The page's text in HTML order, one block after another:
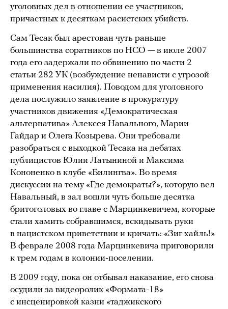
уголовных дел в отношении ее участников,
причастных к десяткам расистских убийств.
Сам Тесак был арестован чуть раньше
большинства соратников по НСО — в июле 2007
года его задержали по обвинению по части 2
статьи 282 УК (возбуждение ненависти с угрозой
применения насилия). Поводом для уголовного
дела послужило заявление в прокуратуру
участников движения «Демократическая
альтернатива» Алексея Навального, Марии
Гайдар и Олега Козырева. Они требовали
разобраться с выходкой Тесака на дебатах
публицистов Юлии Латыниной и Максима
Кононенко в клубе «Билингва». Во время
дискуссии на тему «Где демократы?», которую вел
Навальный, в зал вошли чуть больше десятка
бритоголовых во главе с Марцинкевичем, которые
стали хамить собравшимся, вскидывать руки
в нацистском приветствии и кричать: «Зиг хайль!»
В феврале 2008 года Марцинкевича приговорили
к трем годам в колонии-поселении.
В 2009 году, пока он отбывал наказание, его снова
осудили за видеоролик «Формата-18»
с инсценировкой казни «таджикского